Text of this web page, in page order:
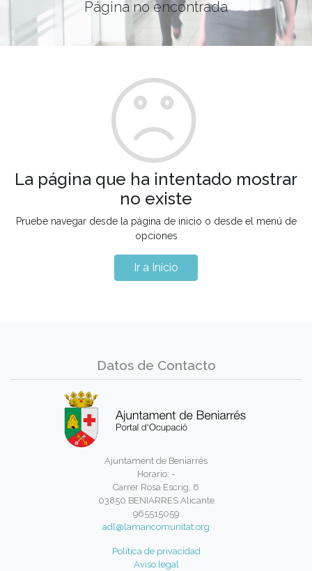
Página no encontrada
La página que ha intentado mostrar
no existe
Pruebe navegar desde la página de inicio o desde el menú de
opciones
Ir a Inicio
Datos de Contacto
Ajuntament de Beniarrés
Horario: -
Carrer Rosa Escrig, 6
03850 BENIARRES Alicante
965515059
adl@lamancomunitat.org
Política de privacidad
Aviso legal